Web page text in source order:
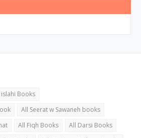
Books
All Seerat w Sawaneh books
All Fiqh Books
All Darsi Books